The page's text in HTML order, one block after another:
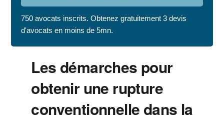
750 avocats inscrits. Obtenez gratuitement 3 devis
d'avocats en moins de 5mn.
Les démarches pour
obtenir une rupture
conventionnelle dans la